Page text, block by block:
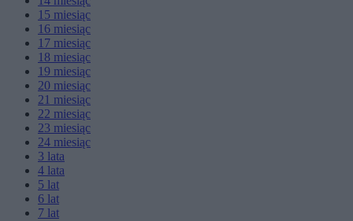
15 miesiąc
16 miesiąc
17 miesiąc
18 miesiąc
19 miesiąc
20 miesiąc
21 miesiąc
22 miesiąc
23 miesiąc
24 miesiąc
3 lata
4 lata
5 lat
6 lat
7 lat